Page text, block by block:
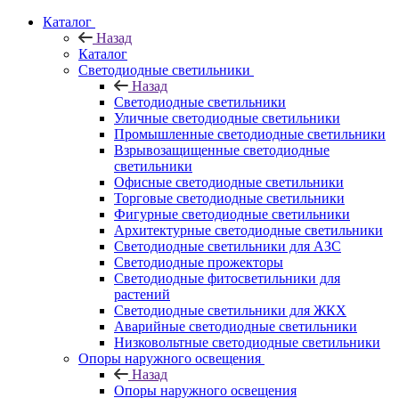
Каталог
Назад
Каталог
Светодиодные светильники
Назад
Светодиодные светильники
Уличные светодиодные светильники
Промышленные светодиодные светильники
Взрывозащищенные светодиодные
светильники
Офисные светодиодные светильники
Торговые светодиодные светильники
Фигурные светодиодные светильники
Архитектурные светодиодные светильники
Светодиодные светильники для АЗС
Светодиодные прожекторы
Светодиодные фитосветильники для
растений
Светодиодные светильники для ЖКХ
Аварийные светодиодные светильники
Низковольтные светодиодные светильники
Опоры наружного освещения
Назад
Опоры наружного освещения